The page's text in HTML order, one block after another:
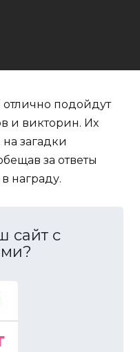
подойдут
и викторин. Их
загадки
за ответы
награду.
сайт с